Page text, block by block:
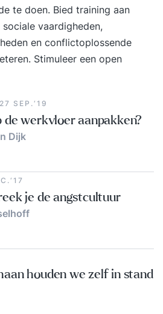
te doen. Bied training aan
vaardigheden,
en conflictoplossende
Stimuleer een open
27 SEP.‘19
de werkvloer aanpakken?
Dijk
je de angstcultuur
houden we zelf in stand